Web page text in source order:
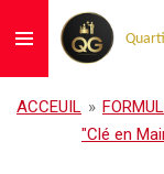
au
contenu
principal
ACCEUIL »
"Clé en